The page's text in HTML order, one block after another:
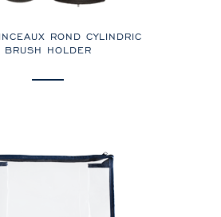
ROND CYLINDRIC
BRUSH HOLDER